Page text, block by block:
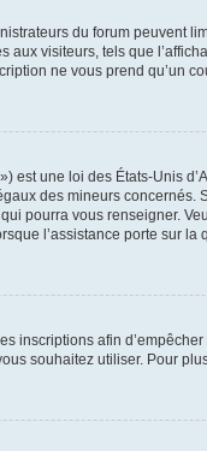
du forum
visiteurs, tels que
ne vous prend qu’un
est une loi des États-Unis
des mineurs
pourra vous renseigner.
l’assistance porte sur
inscriptions afin
souhaitez utiliser. Pour